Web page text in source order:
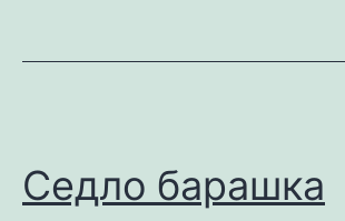
Седло барашка